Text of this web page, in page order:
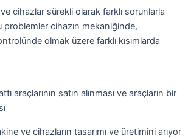
cihazlar sürekli olarak farklı sorunlarla
problemler cihazın mekaniğinde,
olmak üzere farklı kısımlarda
araçlarının satın alınması ve araçların bir
ve cihazların tasarımı ve üretimini arıyor